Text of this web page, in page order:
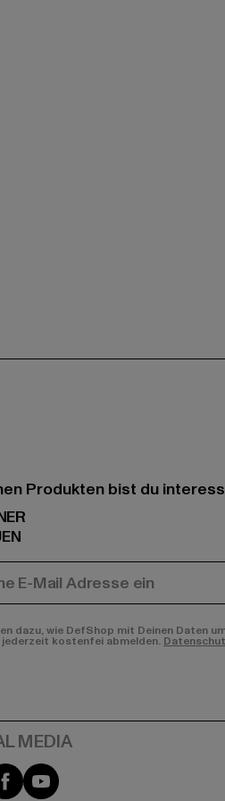
Produkten bist du
dazu, wie DefShop mit Deinen Daten
jederzeit kostenfei abmelden.
FacebookYouTube